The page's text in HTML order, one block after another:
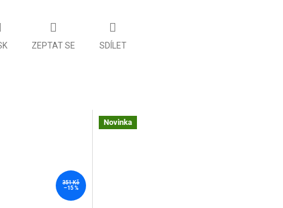
ZEPTAT SE SDÍLET
351 Kč
–15 %
Novinka